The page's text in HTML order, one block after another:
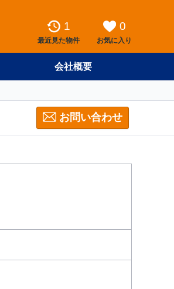
1
最近見た物件
0
お気に入り
会社概要
お問い合わせ